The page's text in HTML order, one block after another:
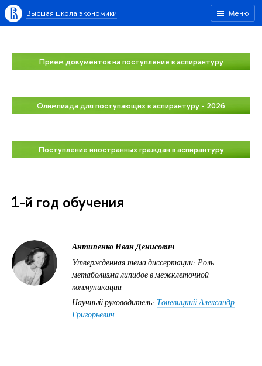
Меню
Высшая школа экономики
Прием документов на поступление в аспирантуру
Олимпиада для поступающих в аспирантуру - 2026
Поступление иностранных граждан в аспирантуру
1-й год обучения
Антипенко Иван Денисович
Утвержденная тема диссертации: Роль
метаболизма липидов в межклеточной
коммуникации
Научный руководитель: Тоневицкий Александр
Григорьевич